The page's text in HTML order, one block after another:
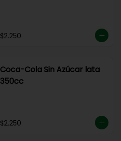
$2.250
Coca-Cola Sin Azúcar lata
350cc
$2.250